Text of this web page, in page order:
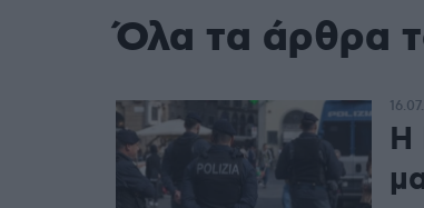
Όλα τα άρθρα
Η